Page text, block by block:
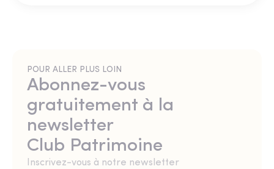
POUR ALLER PLUS LOIN
Abonnez-vous
gratuitement à la
newsletter
Club Patrimoine
Inscrivez-vous à notre newsletter